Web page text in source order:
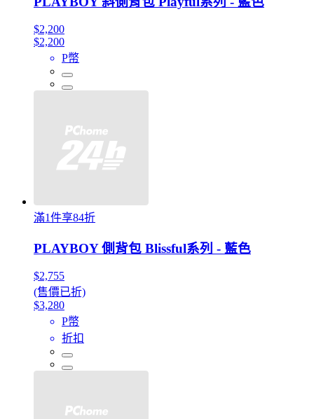
$2,200
$2,200
P幣
滿1件享84折
PLAYBOY 側背包 Blissful系列 - 藍色
$2,755
(售價已折)
$3,280
P幣
折扣